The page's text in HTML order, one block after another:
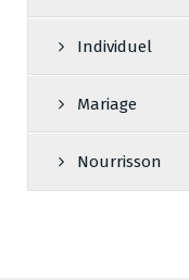
Individuel
Mariage
Nourrisson